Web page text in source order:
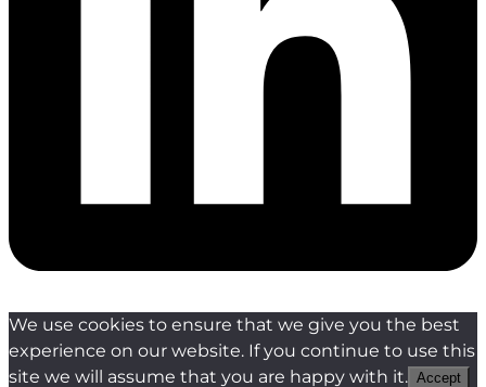
We use cookies to ensure that we give you the best
experience on our website. If you continue to use this
site we will assume that you are happy with it. Accept